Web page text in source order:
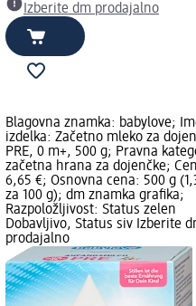
Izberite dm prodajalno
Blagovna znamka: babylove;
izdelka: Začetno mleko za
PRE, 0 m+, 500 g; Pravna
začetna hrana za dojenčke;
6,65 €; Osnovna cena: 500 g
za 100 g); dm znamka grafika;
Razpoložljivost: Status zelen
Dobavljivo, Status siv Izberite
prodajalno